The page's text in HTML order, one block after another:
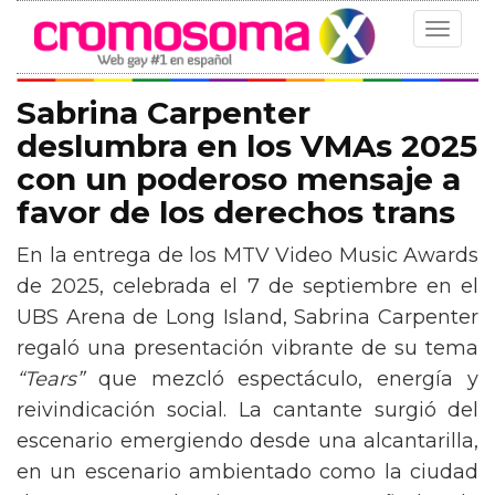
Toggle
Sabrina Carpenter
deslumbra en los VMAs 2025
con un poderoso mensaje a
favor de los derechos trans
En la entrega de los MTV Video Music Awards
de 2025, celebrada el 7 de septiembre en el
UBS Arena de Long Island, Sabrina Carpenter
regaló una presentación vibrante de su tema
“Tears”que mezcló espectáculo, energía y
reivindicación social. La cantante surgió del
escenario emergiendo desde una alcantarilla,
en un escenario ambientado como la ciudad